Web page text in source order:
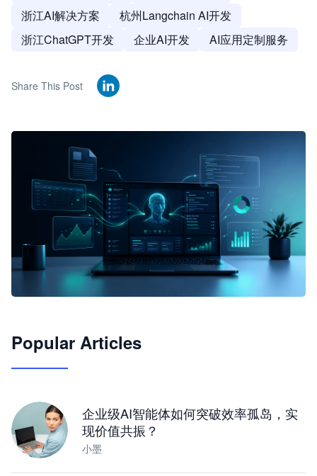
浙江AI解决方案
杭州Langchain AI开发
浙江ChatGPT开发
企业AI开发 AI应用定制服务
Share This Post
JimoClaw 桌面 AI Agent 工作台
Popular Articles
企业级AI智能体如何突破效率孤岛，实
现价值共振？
小墨